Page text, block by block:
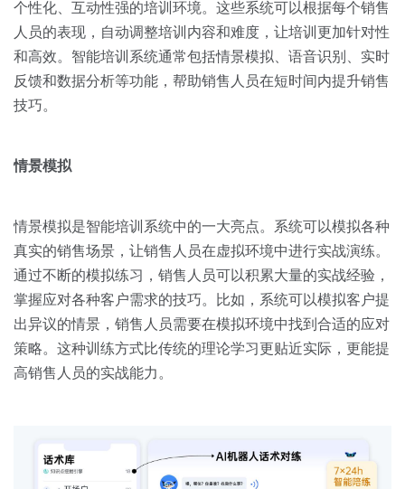
按业务场景
交易跟进
个性化、互动性强的培训环境。这些系统可以根据每个销售
人员的表现，自动调整培训内容和难度，让培训更加针对性
和高效。智能培训系统通常包括情景模拟、语音识别、实时
反馈和数据分析等功能，帮助销售人员在短时间内提升销售
技巧。
情景模拟
情景模拟是智能培训系统中的一大亮点。系统可以模拟各种
真实的销售场景，让销售人员在虚拟环境中进行实战演练。
通过不断的模拟练习，销售人员可以积累大量的实战经验，
掌握应对各种客户需求的技巧。比如，系统可以模拟客户提
出异议的情景，销售人员需要在模拟环境中找到合适的应对
策略。这种训练方式比传统的理论学习更贴近实际，更能提
高销售人员的实战能力。